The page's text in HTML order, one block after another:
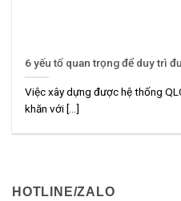
6 yếu tố quan trọng để duy trì
Việc xây dựng được hệ thống
khăn với [...]
HOTLINE/ZALO